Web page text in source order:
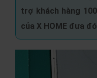
trợ khách hàng
của X HOME đưa